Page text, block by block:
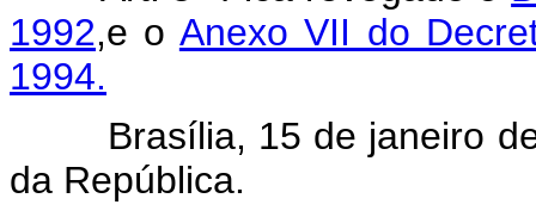
1992,e o Anexo VII do
1994.
Brasília, 15 de janeiro de
da República.